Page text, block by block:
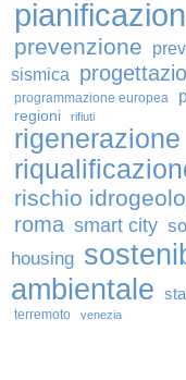
prevenzione
sismica
programmazione europea
regioni rifiuti
rigenerazione
rischio
roma smart city
housing
ambientale
terremoto venezia